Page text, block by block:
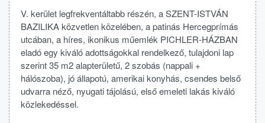
V. kerület legfrekventáltabb részén, a SZENT-ISTVÁN
BAZILIKA közvetlen közelében, a patinás Hercegprímás
utcában, a híres, ikonikus műemlék PICHLER-HÁZBAN
eladó egy kiváló adottságokkal rendelkező, tulajdoni lap
szerint 35 m2 alapterületű, 2 szobás (nappali +
hálószoba), jó állapotú, amerikai konyhás, csendes belső
udvarra néző, nyugati tájolású, első emeleti lakás kiváló
közlekedéssel.